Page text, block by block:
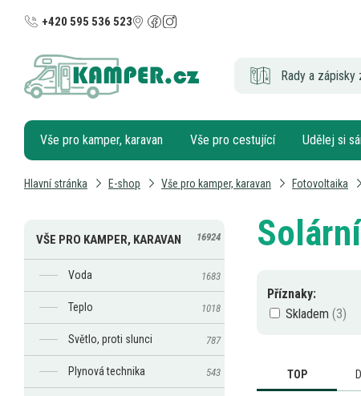
+420 595 536 523
Rady a
Vše pro kamper, karavan Vše pro cestující Udělej si
Hlavní stránka E-shop Vše pro kamper, karavan Fotovoltaika
Příznaky:
Skladem
TOP
VŠE PRO KAMPER, KARAVAN 16924
Voda 1683
Teplo 1018
Světlo, proti slunci 787
Plynová technika 543